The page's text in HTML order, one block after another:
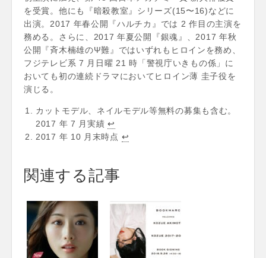
を受賞。他にも『暗殺教室』シリーズ(15〜16)などに
出演。2017 年春公開『ハルチカ』では 2 作目の主演を
務める。さらに、2017 年夏公開『銀魂』、2017 年秋
公開『斉木楠雄のΨ難』ではいずれもヒロインを務め、
フジテレビ系 7 月日曜 21 時「警視庁いきもの係」に
おいても初の連続ドラマにおいてヒロイン薄 圭子役を
演じる。
カットモデル、ネイルモデル等無料の募集も含む。
2017 年 7 月実績↩
2017 年 10 月末時点 ↩
関連する記事